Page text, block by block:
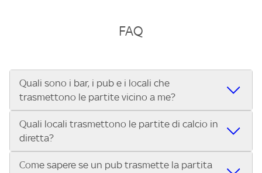
FAQ
Quali sono i bar, i pub e i locali che
trasmettono le partite vicino a me?
Se cerchi un bar, pub, ristorante o locale vicino a te per
vedere le partite di Serie A ENILIVE, la Serie C Sky Wifi, la
UEFA Champions League, la UEFA Europa League, la UEFA
Conference League, il Tennis, la Formula 1®, la MotoGP™ e
Quali locali trasmettono le partite di calcio in
diretta?
Vuoi sapere quali bar, pub o ristoranti mostrano le partite
Come sapere se un pub trasmette la partita